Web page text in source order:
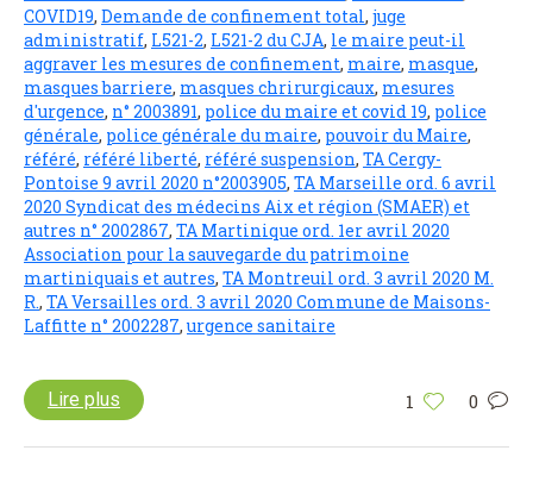
COVID19, Demande de confinement total, juge
administratif, L521-2, L521-2 du CJA, le maire peut-il
aggraver les mesures de confinement, maire, masque,
masques barriere, masques chrirurgicaux, mesures
d'urgence, n° 2003891, police du maire et covid 19, police
générale, police générale du maire, pouvoir du Maire,
référé, référé liberté, référé suspension, TA Cergy-
Pontoise 9 avril 2020 n°2003905, TA Marseille ord. 6 avril
2020 Syndicat des médecins Aix et région (SMAER) et
autres n° 2002867, TA Martinique ord. 1er avril 2020
Association pour la sauvegarde du patrimoine
martiniquais et autres, TA Montreuil ord. 3 avril 2020 M.
R., TA Versailles ord. 3 avril 2020 Commune de Maisons-
Laffitte n° 2002287,urgence sanitaire
1 0
Lire plus